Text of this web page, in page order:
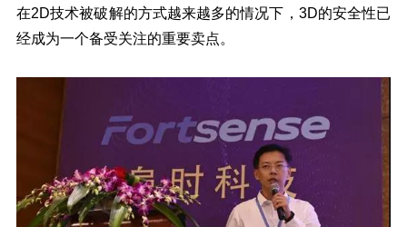
在2D技术被破解的方式越来越多的情况下，3D的安全性已
经成为一个备受关注的重要卖点。